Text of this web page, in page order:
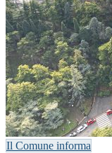
Il Comune informa